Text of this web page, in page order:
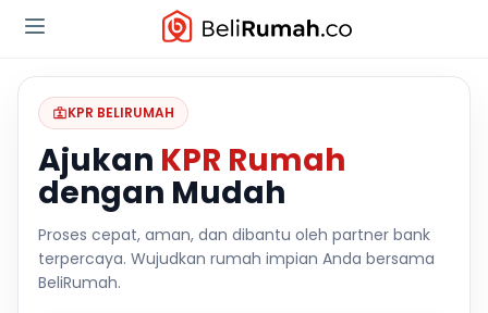
KPR BELIRUMAH
Ajukan KPR Rumah
dengan Mudah
Proses cepat, aman, dan dibantu oleh partner bank
terpercaya. Wujudkan rumah impian Anda bersama
BeliRumah.